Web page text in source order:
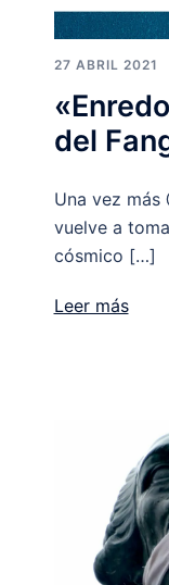
27 ABRIL 2021
del
Una vez más
vuelve a
cósmico […]
Leer más